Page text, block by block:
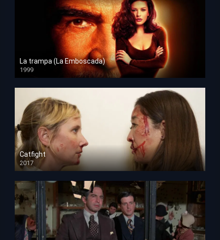
La trampa (La Emboscada)
1999
HD 1080p
Catfight
2017
HD 720p